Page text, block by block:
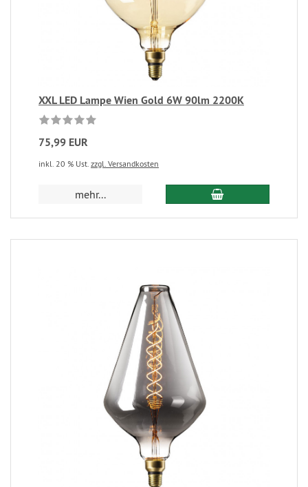
XXL LED Lampe Wien Gold 6W 90lm 2200K
75,99 EUR
inkl. 20 % Ust. zzgl. Versandkosten
mehr...